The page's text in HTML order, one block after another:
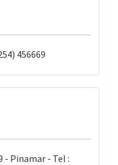
456669
- Pinamar - Tel :